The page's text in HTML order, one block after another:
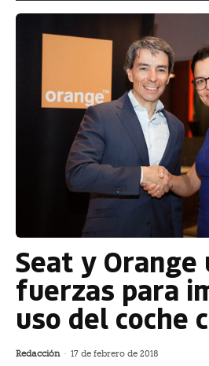
Seat y Orange
fuerzas para
uso del coche
Redacción - 17 de febrero de 2018